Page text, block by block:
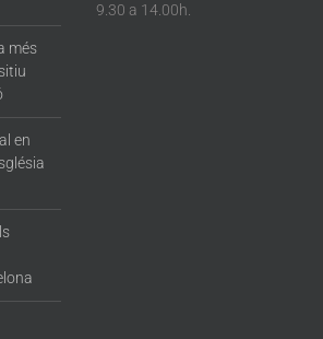
més
en
9.30 a 14.00h.